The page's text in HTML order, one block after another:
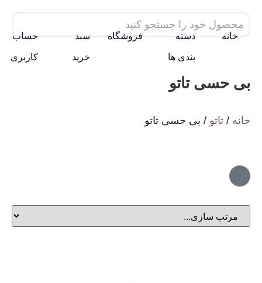
خانه دسته
بندی ها
فروشگاه سبد
خرید
حساب
کاربری
بی حسی تاتو
خانه / تاتو / بی حسی تاتو